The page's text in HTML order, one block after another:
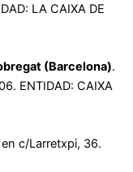
LA CAIXA DE
(Barcelona).
ENTIDAD: CAIXA
c/Larretxpi, 36.